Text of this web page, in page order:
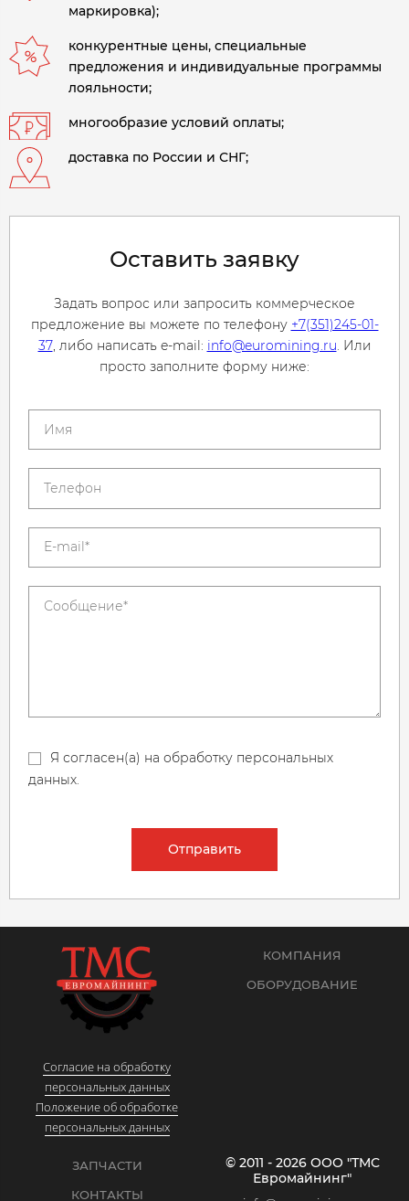
маркировка);
конкурентные цены, специальные
предложения и индивидуальные программы
лояльности;
многообразие условий оплаты;
доставка по России и СНГ;
Оставить заявку
Задать вопрос или запросить коммерческое
предложение вы можете по телефону +7(351)245-01-
37, либо написать e-mail: info@euromining.ru. Или
просто заполните форму ниже:
Я согласен(а) на обработку персональных
данных.
Отправить
Согласие на обработку
персональных данных
Положение об обработке
персональных данных
КОМПАНИЯ
ОБОРУДОВАНИЕ
ЗАПЧАСТИ
КОНТАКТЫ
© 2011 - 2026 ООО "ТМС
Евромайнинг"